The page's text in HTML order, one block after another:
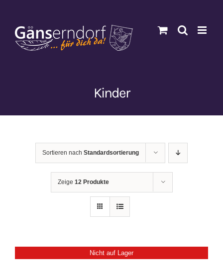
springen
Kinder
Sortieren nach Standardsortierung
Zeige 12 Produkte
Nicht auf Lager